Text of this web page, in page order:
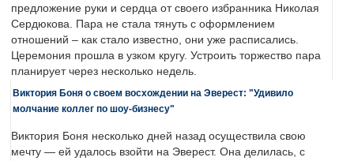
предложение руки и сердца от своего избранника Николая
Сердюкова. Пара не стала тянуть с оформлением
отношений – как стало известно, они уже расписались.
Церемония прошла в узком кругу. Устроить торжество пара
планирует через несколько недель.
Виктория Боня о своем восхождении на Эверест: "Удивило
молчание коллег по шоу-бизнесу"
Виктория Боня несколько дней назад осуществила свою
мечту — ей удалось взойти на Эверест. Она делилась, с